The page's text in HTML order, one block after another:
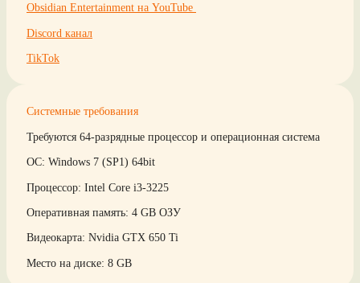
Obsidian Entertainment на YouTube
Discord канал
TikTok
Системные требования
Требуются 64-разрядные процессор и операционная система
ОС: Windows 7 (SP1) 64bit
Процессор: Intel Core i3-3225
Оперативная память: 4 GB ОЗУ
Видеокарта: Nvidia GTX 650 Ti
Место на диске: 8 GB